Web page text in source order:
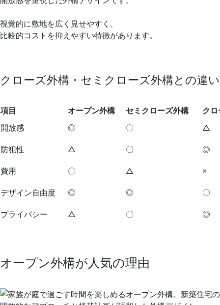
視覚的に敷地を広く見せやすく、
比較的コストを抑えやすい特徴があります。
クローズ外構・セミクローズ外構との違い
項目 オープン外構 セミクローズ外構
ク
開放感
◎ 〇
△
防犯性
△ 〇
◎
費用
〇 △
×
デザイン自由度
◎ ◎
〇
プライバシー
△ 〇 ◎
オープン外構が人気の理由